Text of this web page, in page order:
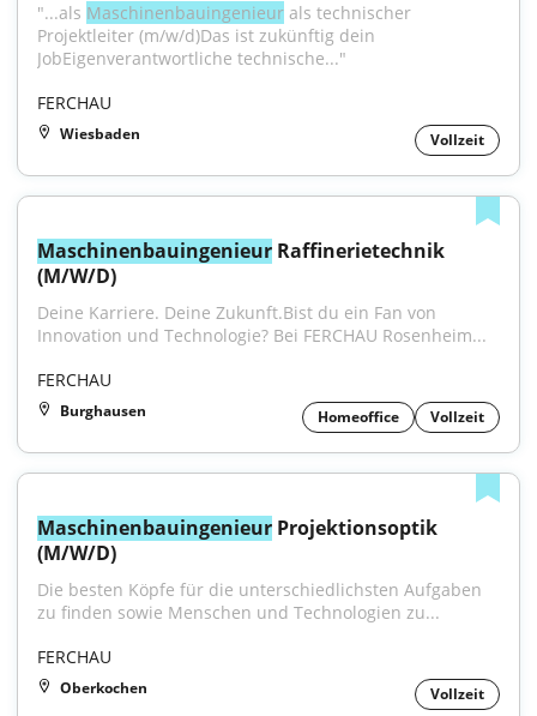
"...als Maschinenbauingenieur als technischer
Projektleiter (m/w/d)Das ist zukünftig dein
JobEigenverantwortliche technische..."
FERCHAU
Wiesbaden Vollzeit
Maschinenbauingenieur Raffinerietechnik
(M/W/D)
Deine Karriere. Deine Zukunft.Bist du ein Fan von
Innovation und Technologie? Bei FERCHAU Rosenheim...
FERCHAU
Burghausen Homeoffice Vollzeit
Maschinenbauingenieur Projektionsoptik
(M/W/D)
Die besten Köpfe für die unterschiedlichsten Aufgaben
zu finden sowie Menschen und Technologien zu...
FERCHAU
Oberkochen Vollzeit